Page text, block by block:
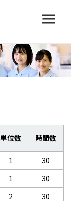
単位数 時間数
1
30
1
30
2
30